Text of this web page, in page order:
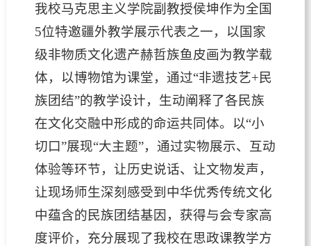
我校马克思主义学院副教授侯坤作为全国
5位特邀疆外教学展示代表之一，以国家
级非物质文化遗产赫哲族鱼皮画为教学载
体，以博物馆为课堂，通过“非遗技艺+民
族团结”的教学设计，生动阐释了各民族
在文化交融中形成的命运共同体。以“小
切口”展现“大主题”，通过实物展示、互动
体验等环节，让历史说话、让文物发声，
让现场师生深刻感受到中华优秀传统文化
中蕴含的民族团结基因，获得与会专家高
度评价，充分展现了我校在思政课教学方